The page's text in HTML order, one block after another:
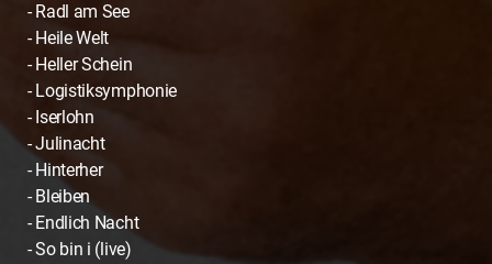
- Radl am See
- Heile Welt
- Heller Schein
- Logistiksymphonie
- Iserlohn
- Julinacht
- Hinterher
- Bleiben
- Endlich Nacht
- So bin i (live)